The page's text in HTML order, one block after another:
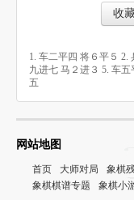
收
1. 车二平四 将６平５ 2.
九进七 马２进３ 5. 车
五
网站地图
首页 大师对局 象棋
象棋棋谱专题
象棋小